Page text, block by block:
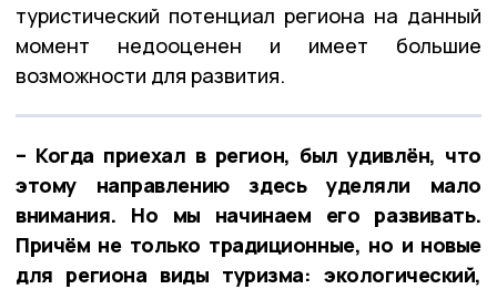
туристический потенциал региона на данный
момент недооценен и имеет большие
возможности для развития.
– Когда приехал в регион, был удивлён, что
этому направлению здесь уделяли мало
внимания. Но мы начинаем его развивать.
Причём не только традиционные, но и новые
для региона виды туризма: экологический,